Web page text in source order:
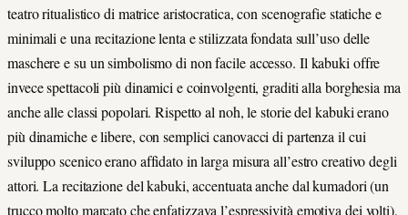
teatro ritualistico di matrice aristocratica, con scenografie statiche e
minimali e una recitazione lenta e stilizzata fondata sull’uso delle
maschere e su un simbolismo di non facile accesso. Il kabuki offre
invece spettacoli più dinamici e coinvolgenti, graditi alla borghesia ma
anche alle classi popolari. Rispetto al noh, le storie del kabuki erano
più dinamiche e libere, con semplici canovacci di partenza il cui
sviluppo scenico erano affidato in larga misura all’estro creativo degli
attori. La recitazione del kabuki, accentuata anche dal kumadori (un
trucco molto marcato che enfatizzava l’espressività emotiva dei volti),